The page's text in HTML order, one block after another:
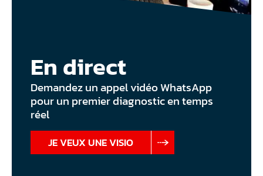
En direct
Demandez un appel vidéo WhatsApp
pour un premier diagnostic en temps
réel
JE VEUX UNE VISIO